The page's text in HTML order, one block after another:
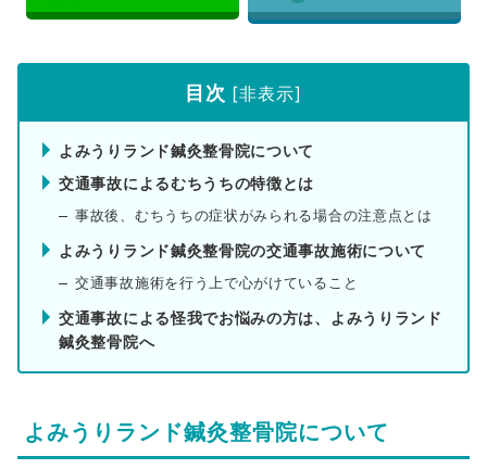
目次 [非表示]
よみうりランド鍼灸整骨院について
交通事故によるむちうちの特徴とは
事故後、むちうちの症状がみられる場合の注意点とは
よみうりランド鍼灸整骨院の交通事故施術について
交通事故施術を行う上で心がけていること
交通事故による怪我でお悩みの方は、よみうりランド
鍼灸整骨院へ
よみうりランド鍼灸整骨院について